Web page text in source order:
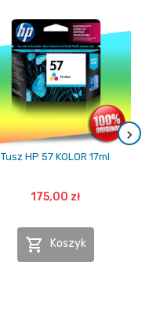
Tusz HP 57 KOLOR 17ml
175,00 zł
 Koszyk